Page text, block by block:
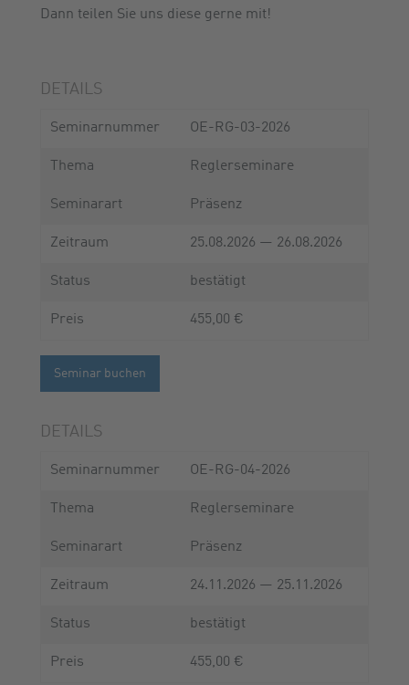
Dann teilen Sie uns diese gerne mit!
DETAILS
Seminarnummer OE-RG-03-2026
Thema Reglerseminare
Seminarart Präsenz
Zeitraum 25.08.2026 — 26.08.2026
Status bestätigt
Preis 455,00 €
Seminar buchen
DETAILS
Seminarnummer OE-RG-04-2026
Thema Reglerseminare
Seminarart Präsenz
Zeitraum 24.11.2026 — 25.11.2026
Status bestätigt
Preis 455,00 €